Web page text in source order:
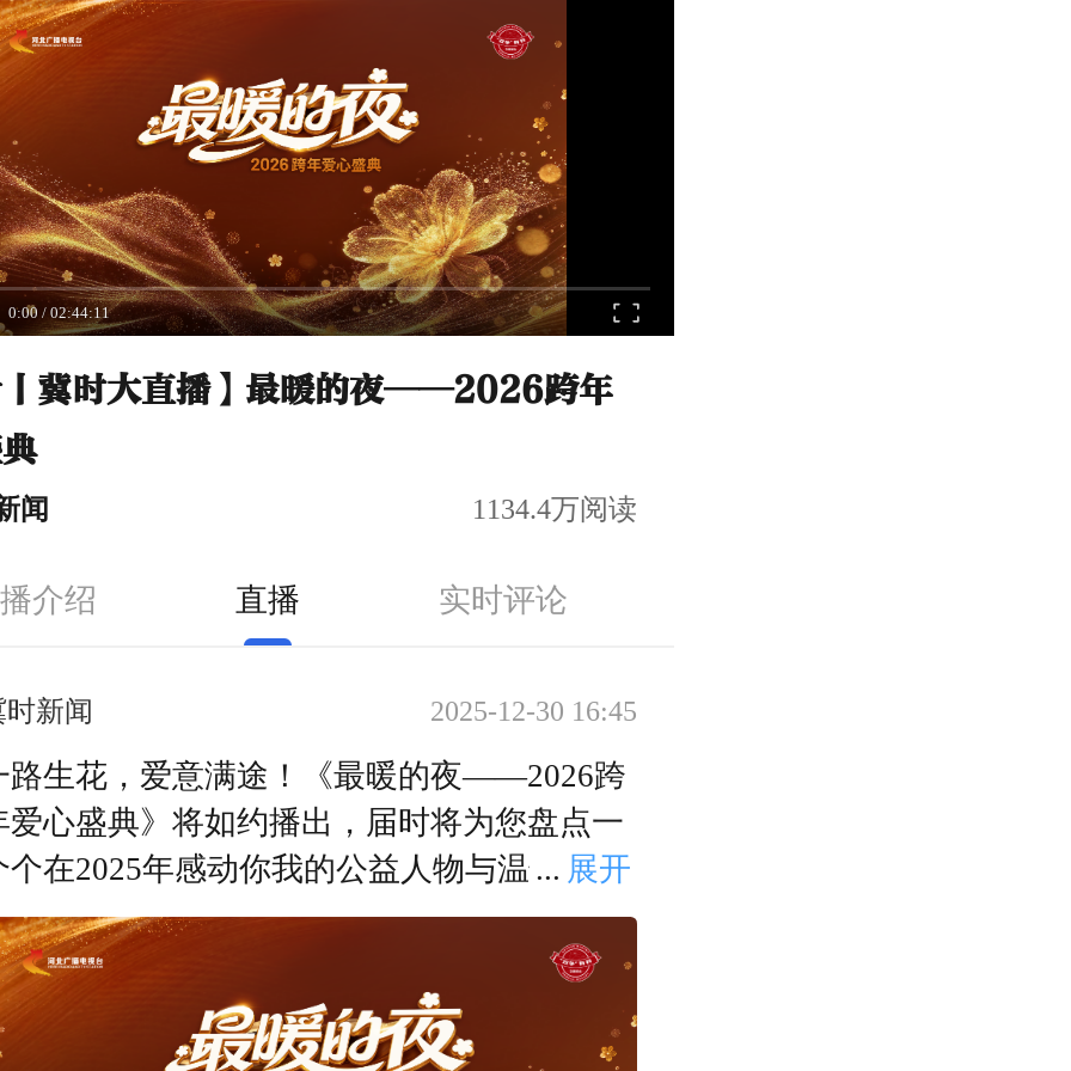
0:00 / 02:44:11
冀时大直播】最暖的夜——2026跨年
闻 1134.4万阅读
介绍 直播 实时评论
时新闻 2025-12-30 16:45
路生花，爱意满途！《最暖的夜——2026跨
爱心盛典》将如约播出，届时将为您盘点一
个在2025年感动你我的公益人物与温情瞬
。让“爱意善举”成为跨年夜最动人的“花开图
”，将这场跨年晚会升级为温暖人心的情感
结、京津冀协同发展的文化展示和用创新手
讲述中国故事的艺术实践。
... 展开